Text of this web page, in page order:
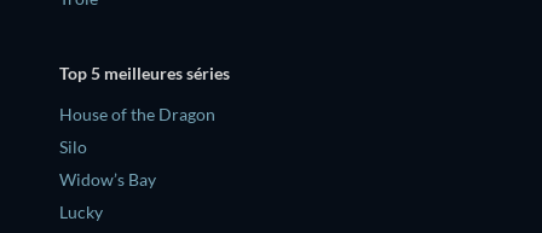
Top 5 meilleures séries
House of the Dragon
Silo
Widow’s Bay
Lucky